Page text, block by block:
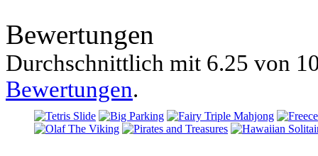
Bewertungen
Durchschnittlich mit 6.25 von
Bewertungen.